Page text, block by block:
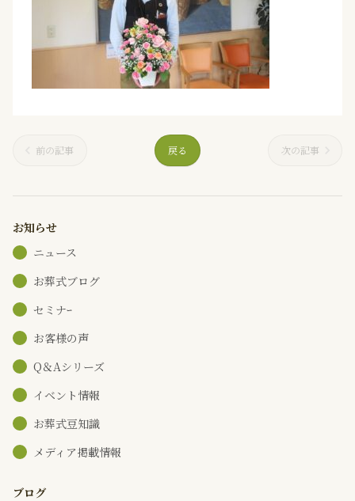
前の記事 戻る 次の記事
お知らせ
ニュース
お葬式ブログ
セミナｰ
お客様の声
Q＆Aシリーズ
イベント情報
お葬式豆知識
メディア掲載情報
ブログ